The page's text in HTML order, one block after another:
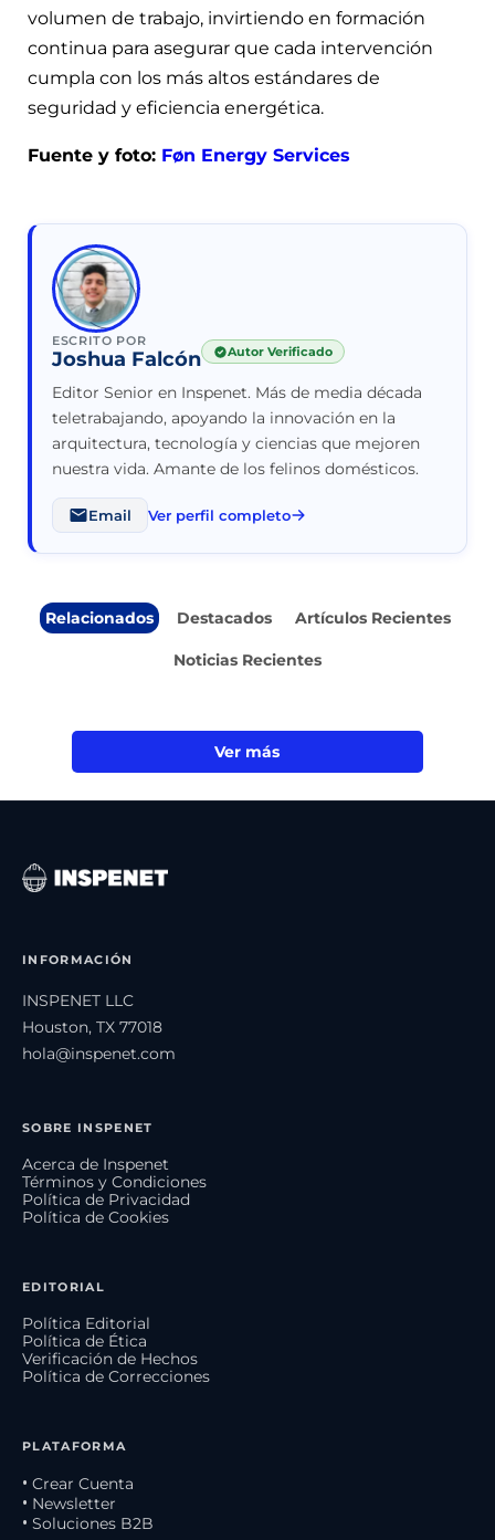
volumen de trabajo, invirtiendo en formación
continua para asegurar que cada intervención
cumpla con los más altos estándares de
seguridad y eficiencia energética.
Fuente y foto: Føn Energy Services
ESCRITO POR
Joshua Falcón Autor Verificado
Editor Senior en Inspenet. Más de media década
teletrabajando, apoyando la innovación en la
arquitectura, tecnología y ciencias que mejoren
nuestra vida. Amante de los felinos domésticos.
Email Ver perfil completo
Relacionados Destacados Artículos Recientes
Noticias Recientes
Ver más
INFORMACIÓN
INSPENET LLC
Houston, TX 77018
hola@inspenet.com
SOBRE INSPENET
Acerca de Inspenet
Términos y Condiciones
Política de Privacidad
Política de Cookies
EDITORIAL
Política Editorial
Política de Ética
Verificación de Hechos
Política de Correcciones
PLATAFORMA
• Crear Cuenta
• Newsletter
• Soluciones B2B